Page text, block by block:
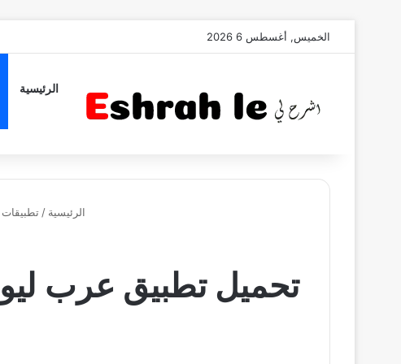
الخميس, أغسطس 6 2026
الرئيسية
الرئيسية / تطبيقات